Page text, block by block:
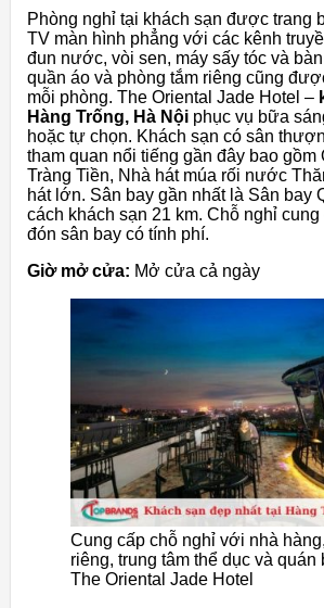
Phòng nghỉ tại khách sạn được trang
TV màn hình phẳng với các kênh
đun nước, vòi sen, máy sấy tóc và
quần áo và phòng tắm riêng cũng
mỗi phòng. The Oriental Jade Hotel –
Hàng Trống, Hà Nội phục vụ bữa
hoặc tự chọn. Khách sạn có sân
tham quan nổi tiếng gần đây bao gồm
Tràng Tiền, Nhà hát múa rối nước
hát lớn. Sân bay gần nhất là Sân bay
cách khách sạn 21 km. Chỗ nghỉ
đón sân bay có tính phí.
Giờ mở cửa: Mở cửa cả ngày
Cung cấp chỗ nghỉ với nhà
riêng, trung tâm thể dục và quán
The Oriental Jade Hotel